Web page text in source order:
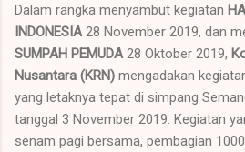
Dalam rangka menyambut kegiatan
INDONESIA 28 November 2019, dan
SUMPAH PEMUDA 28 Oktober 2019,
Nusantara (KRN) mengadakan
yang letaknya tepat di simpang
tanggal 3 November 2019. Kegiatan
senam pagi bersama, pembagian